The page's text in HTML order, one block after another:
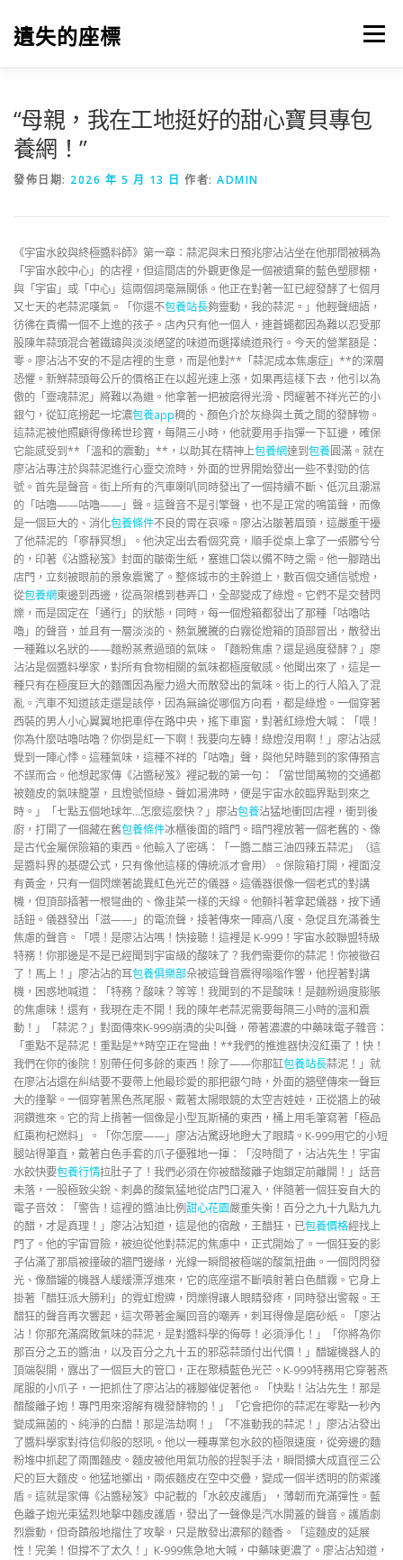
遺失的座標 選單
“母親，我在工地挺好的甜心寶貝專包
養網！”
發佈日期: 2026 年 5 月 13 日 作者: ADMIN
《宇宙水餃與終極醬料師》第一章：蒜泥與末日預兆廖沾沾坐在他那間被稱為
「宇宙水餃中心」的店裡，但這間店的外觀更像是一個被遺棄的藍色塑膠棚，
與「宇宙」或「中心」這兩個詞毫無關係。他正在對著一缸已經發酵了七個月
又七天的老蒜泥嘆氣。「你還不包養站長夠靈動，我的蒜泥。」他輕聲細語，
彷彿在責備一個不上進的孩子。店內只有他一個人，連蒼蠅都因為難以忍受那
股陳年蒜頭混合著鐵鏽與淡淡絕望的味道而選擇繞道飛行。今天的營業額是：
零。廖沾沾不安的不是店裡的生意，而是他對**「蒜泥成本焦慮症」**的深層
恐懼。新鮮蒜頭每公斤的價格正在以超光速上漲，如果再這樣下去，他引以為
傲的「靈魂蒜泥」將難以為繼。他拿著一把被磨得光滑、閃耀著不祥光芒的小
銀勺，從缸底撈起一坨濃包養app稠的、顏色介於灰綠與土黃之間的發酵物。
這蒜泥被他照顧得像稀世珍寶，每隔三小時，他就要用手指彈一下缸邊，確保
它能感受到**「溫和的震動」**，以助其在精神上包養網達到包養圓滿。就在
廖沾沾專注於與蒜泥進行心靈交流時，外面的世界開始發出一些不對勁的信
號。首先是聲音。街上所有的汽車喇叭同時發出了一個持續不斷、低沉且潮濕
的「咕嚕——咕嚕——」聲。這聲音不是引擎聲，也不是正常的鳴笛聲，而像
是一個巨大的、消化包養條件不良的胃在哀嚎。廖沾沾皺著眉頭，這嚴重干擾
了他蒜泥的「寧靜冥想」。他決定出去看個究竟，順手從桌上拿了一張髒兮兮
的，印著《沾醬秘笈》封面的皺衛生紙，塞進口袋以備不時之需。他一腳踏出
店門，立刻被眼前的景象震驚了。整條城市的主幹道上，數百個交通信號燈，
從包養網東邊到西邊，從高架橋到巷弄口，全部變成了綠燈。它們不是交替閃
爍，而是固定在「通行」的狀態，同時，每一個燈箱都發出了那種「咕嚕咕
嚕」的聲音，並且有一層淡淡的、熱氣騰騰的白霧從燈箱的頂部冒出，散發出
一種難以名狀的——麵粉蒸煮過頭的氣味。「麵粉焦慮？還是過度發酵？」廖
沾沾是個醬料學家，對所有食物相關的氣味都極度敏感。他聞出來了，這是一
種只有在極度巨大的麵團因為壓力過大而散發出的氣味。街上的行人陷入了混
亂。汽車不知道該走還是該停，因為無論從哪個方向看，都是綠燈。一個穿著
西裝的男人小心翼翼地把車停在路中央，搖下車窗，對著紅綠燈大喊：「喂！
你為什麼咕嚕咕嚕？你倒是紅一下啊！我要向左轉！綠燈沒用啊！」廖沾沾感
覺到一陣心悸。這種氣味，這種不祥的「咕嚕」聲，與他兒時聽到的家傳預言
不謀而合。他想起家傳《沾醬秘笈》裡記載的第一句：「當世間萬物的交通都
被麵皮的氣味籠罩，且燈號恒綠、聲如湯沸時，便是宇宙水餃臨界點到來之
時。」「七點五個地球年…怎麼這麼快？」廖沾包養沾猛地衝回店裡，衝到後
廚，打開了一個藏在舊包養條件冰櫃後面的暗門。暗門裡放著一個老舊的、像
是古代金屬保險箱的東西。他輸入了密碼：「一醬二醋三油四辣五蒜泥」（這
是醬料界的基礎公式，只有像他這樣的傳統派才會用）。保險箱打開，裡面沒
有黃金，只有一個閃爍著詭異紅色光芒的儀器。這儀器很像一個老式的對講
機，但頂部插著一根彎曲的、像韭菜一樣的天線。他顫抖著拿起儀器，按下通
話鈕。儀器發出「滋——」的電流聲，接著傳來一陣高八度、急促且充滿養生
焦慮的聲音。「喂！是廖沾沾嗎！快接聽！這裡是 K-999！宇宙水餃聯盟特級
特務！你那邊是不是已經聞到宇宙級的酸味了？我們需要你的蒜泥！你被徵召
了！馬上！」廖沾沾的耳包養俱樂部朵被這聲音震得嗡嗡作響，他捏著對講
機，困惑地喊道：「特務？酸味？等等！我聞到的不是酸味！是麵粉過度膨脹
的焦慮味！還有，我現在走不開！我的陳年老蒜泥需要每隔三小時的溫和震
動！」「蒜泥？」對面傳來K-999崩潰的尖叫聲，帶著濃濃的中藥味電子雜音：
「重點不是蒜泥！重點是**時空正在彎曲！**我們的推進器快沒紅棗了！快！
我們在你的後院！別帶任何多餘的東西！除了——你那缸包養站長蒜泥！」就
在廖沾沾還在糾結要不要帶上他最珍愛的那把銀勺時，外面的牆壁傳來一聲巨
大的撞擊。一個穿著黑色燕尾服、戴著太陽眼鏡的太空吉娃娃，正從牆上的破
洞鑽進來。它的背上揹著一個像是小型瓦斯桶的東西，桶上用毛筆寫著「極品
紅棗枸杞燃料」。「你怎麼——」廖沾沾驚訝地瞪大了眼睛。K-999用它的小短
腿站得筆直，戴著白色手套的爪子優雅地一揮：「沒時間了，沾沾先生！宇宙
水餃快要包養行情拉肚子了！我們必須在你被醋酸離子炮鎖定前離開！」話音
未落，一股極致尖銳、刺鼻的酸氣猛地從店門口灌入，伴隨著一個狂妄自大的
電子音效：「警告！這裡的醬油比例甜心花園嚴重失衡！百分之九十九點九九
的醋，才是真理！」廖沾沾知道，這是他的宿敵，王醋狂，已包養價格經找上
門了。他的宇宙冒險，被迫從他對蒜泥的焦慮中，正式開始了。一個狂妄的影
子佔滿了那扇被撞破的牆門邊緣，光線一瞬間被極端的酸氣扭曲。一個閃閃發
光、像醋罐的機器人緩緩漂浮進來，它的底座還不斷噴射著白色醋霧。它身上
掛著「醋狂派大勝利」的霓虹燈牌，閃爍得讓人眼睛發疼，同時發出警報。王
醋狂的聲音再次響起，這次帶著金屬回音的嘲弄，刺耳得像是磨砂紙。「廖沾
沾！你那充滿腐敗氣味的蒜泥，是對醬料學的侮辱！必須淨化！」「你將為你
那百分之五的醬油，以及百分之九十五的邪惡蒜頭付出代價！」醋罐機器人的
頂端裂開，露出了一個巨大的管口，正在聚積藍色光芒。K-999特務用它穿著燕
尾服的小爪子，一把抓住了廖沾沾的褲腳催促著他。「快點！沾沾先生！那是
醋酸離子炮！專門用來溶解有機發酵物的！」「它會把你的蒜泥在零點一秒內
變成無菌的、純淨的白醋！那是浩劫啊！」「不准動我的蒜泥！」廖沾沾發出
了醬料學家對待信仰般的怒吼。他以一種專業包水餃的極限速度，從旁邊的麵
粉堆中抓起了兩團麵皮。麵皮被他用氣功般的捏製手法，瞬間擴大成直徑三公
尺的巨大麵皮。他猛地擲出，兩張麵皮在空中交疊，變成一個半透明的防禦護
盾。這就是家傳《沾醬秘笈》中記載的「水餃皮護盾」，薄韌而充滿彈性。藍
色離子炮光束猛烈地擊中麵皮護盾，發出了一聲像是汽水開蓋的聲音。護盾劇
烈震動，但奇蹟般地擋住了攻擊，只是散發出濃郁的麵香。「這麵皮的延展
性！完美！但撐不了太久！」K-999焦急地大喊，中藥味更濃了。廖沾沾知道，